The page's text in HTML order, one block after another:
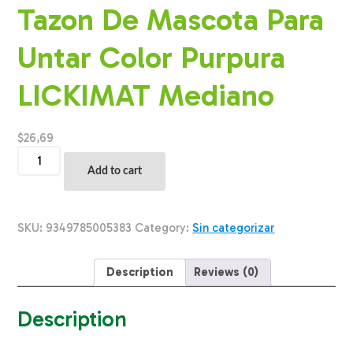
Tazon De Mascota Para
Untar Color Purpura
LICKIMAT Mediano
$26,69
Color
Add to cart
SKU: 9349785005383 Category:Sin categorizar
Description Reviews (0)
Description